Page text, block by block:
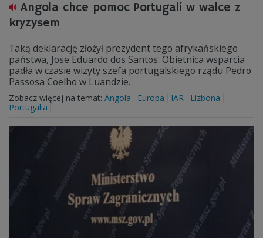
Angola chce pomoc Portugali w walce z
kryzysem
Taką deklarację złożył prezydent tego afrykańskiego
państwa, Jose Eduardo dos Santos. Obietnica wsparcia
padła w czasie wizyty szefa portugalskiego rządu Pedro
Passosa Coelho w Luandzie.
Zobacz więcej na temat: Angola Europa IAR
Lizbona
Portugalia